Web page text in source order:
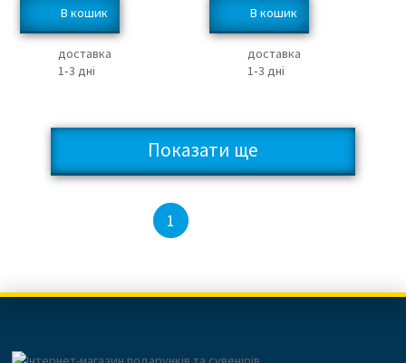
доставка
1‑3 дні
доставка
1‑3 дні
Показати ще
1